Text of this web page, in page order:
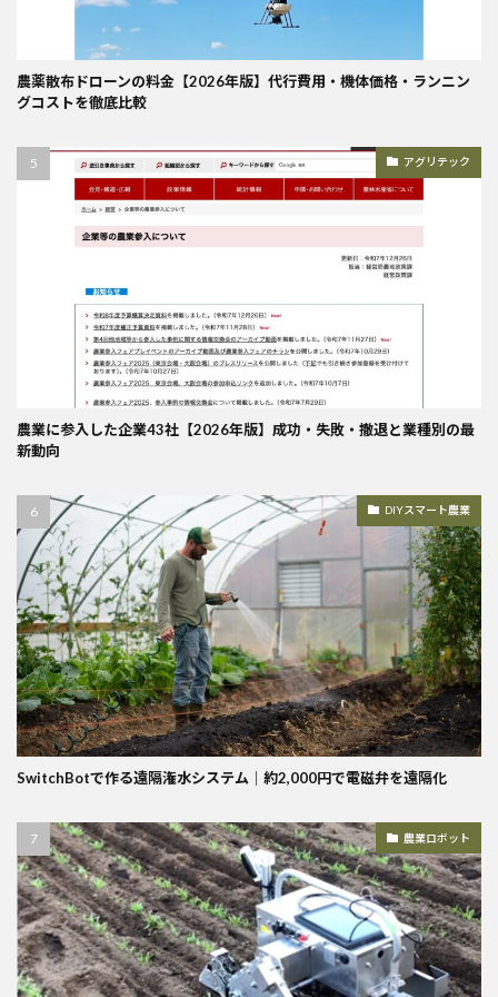
農薬散布ドローンの料金【2026年版】代行費用・機体価格・ランニン
グコストを徹底比較
アグリテック
農業に参入した企業43社【2026年版】成功・失敗・撤退と業種別の最
新動向
DIYスマート農業
SwitchBotで作る遠隔潅水システム｜約2,000円で電磁弁を遠隔化
農業ロボット